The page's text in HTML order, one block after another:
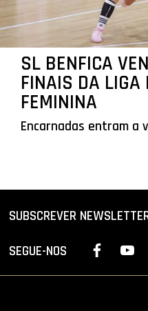
SL BENFICA
FINAIS DA LIGA
FEMININA
Encarnadas entram a
SUBSCREVER
SEGUE-NOS